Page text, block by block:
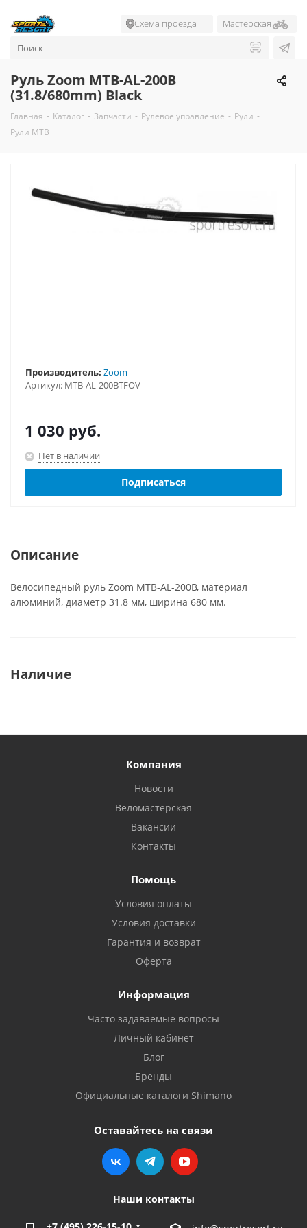
Схема проезда Мастерская
Руль Zoom MTB-AL-200B
(31.8/680mm) Black
Главная - Каталог - Запчасти - Рулевое управление - Рули -
Рули MTB
Артикул: MTB-AL-200BTFOV
Производитель: Zoom
1 030 руб.
Нет в наличии
Подписаться
Описание
Велосипедный руль Zoom MTB-AL-200B, материал
алюминий, диаметр 31.8 мм, ширина 680 мм.
Наличие
Компания
Новости
Веломастерская
Вакансии
Контакты
Помощь
Условия оплаты
Условия доставки
Гарантия и возврат
Оферта
Информация
Часто задаваемые вопросы
Личный кабинет
Блог
Бренды
Официальные каталоги Shimano
Оставайтесь на связи
Наши контакты